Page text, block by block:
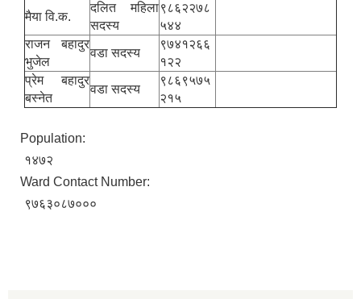
मैया वि.क.
दलित महिला
सदस्य
९८६२२७८
५४४
राजन बहादुर
भुजेल
वडा सदस्य
९७४१२६६
१२२
प्रेम बहादुर
बस्नेत
वडा सदस्य
९८६९५७५
२१५
Population:
१४७२
Ward Contact Number:
९७६३०८७०००